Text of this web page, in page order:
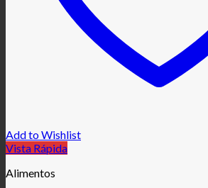
Add to Wishlist
Vista Rápida
Alimentos